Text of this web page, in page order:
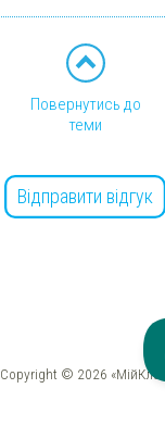
Повернутись до
теми
Відправити відгук
Copyright © 2026 «МійКлас»